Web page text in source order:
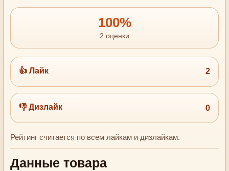
100%
2 оценки
👍 Лайк 2
👎 Дизлайк 0
Рейтинг считается по всем лайкам и дизлайкам.
Данные товара